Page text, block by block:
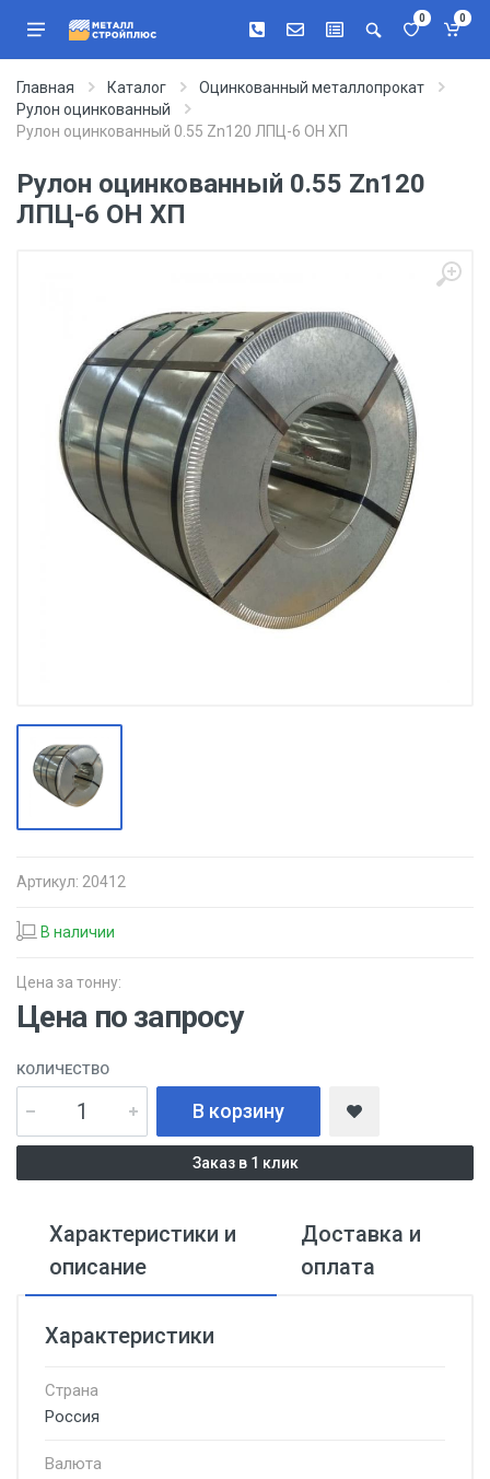
0 0
Главная Каталог
Оцинкованный металлопрокат
Рулон оцинкованный
Рулон оцинкованный 0.55 Zn120 ЛПЦ-6 ОН ХП
Рулон оцинкованный 0.55 Zn120
ЛПЦ-6 ОН ХП
Артикул: 20412
В наличии
Цена за тонну:
Цена по запросу
КОЛИЧЕСТВО
В корзину
Заказ в 1 клик
Характеристики и
описание
Доставка и
оплата
Характеристики
Страна
Россия
Валюта